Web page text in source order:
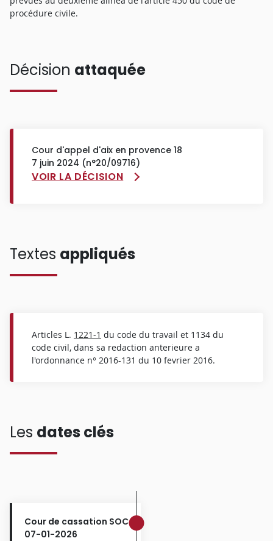
procédure civile.
Décision attaquée
Cour d'appel d'aix en provence 18
7 juin 2024 (n°20/09716)
VOIR LA DÉCISION
Textes appliqués
Articles L. 1221-1 du code du travail et 1134 du
code civil, dans sa redaction anterieure a
l'ordonnance n° 2016-131 du 10 fevrier 2016.
Les dates clés
Cour de cassation SOC
07-01-2026